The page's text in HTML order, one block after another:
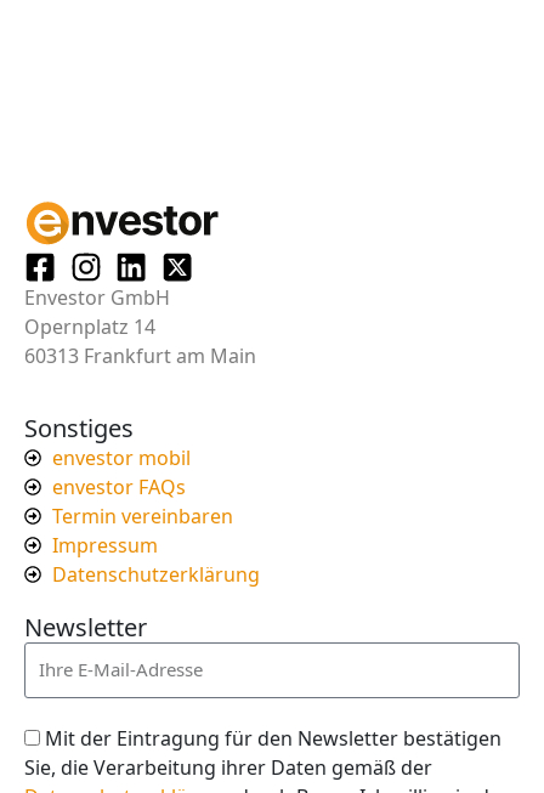
Envestor GmbH
Opernplatz 14
60313 Frankfurt am Main
Sonstiges
envestor mobil
envestor FAQs
Termin vereinbaren
Impressum
Datenschutzerklärung
Newsletter
Mit der Eintragung für den Newsletter bestätigen
Sie, die Verarbeitung ihrer Daten gemäß der